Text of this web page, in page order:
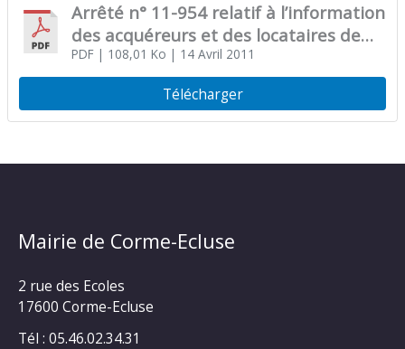
Arrêté n° 11-954 relatif à l’information
des acquéreurs et des locataires de
biens immobiliers sur les risques
naturels et technologiques majeurs
par la commune de Corme-Ecluse
PDF| 108,01 Ko | 14 Avril 2011
Télécharger
Mairie de Corme-Ecluse
2 rue des Ecoles
17600 Corme-Ecluse
Tél : 05.46.02.34.31